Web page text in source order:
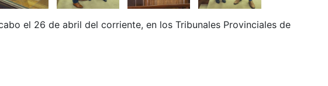
el 26 de abril del corriente, en los Tribunales Provinciales de